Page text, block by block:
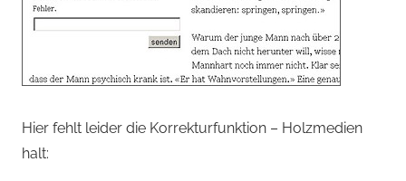
Hier fehlt leider die Korrekturfunktion – Holzmedien
halt: